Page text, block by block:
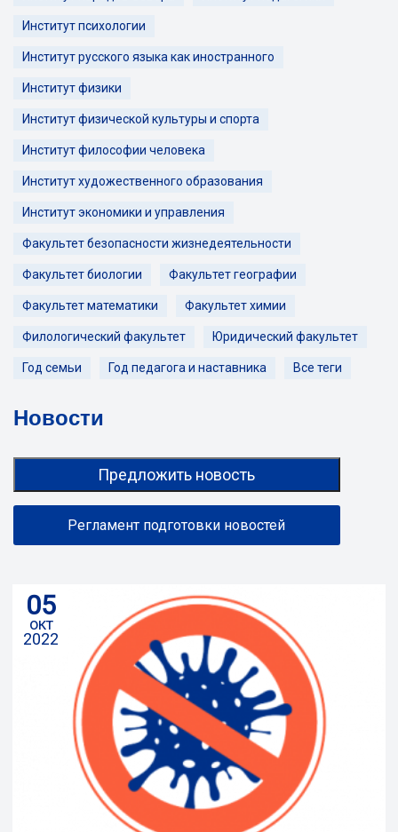
Институт психологии
Институт русского языка как иностранного
Институт физики
Институт физической культуры и спорта
Институт философии человека
Институт художественного образования
Институт экономики и управления
Факультет безопасности жизнедеятельности
Факультет биологии Факультет географии
Факультет математики Факультет химии
Филологический факультет Юридический факультет
Год семьи Год педагога и наставника Все теги
Новости
05
окт
2022
Предложить новость
Регламент подготовки новостей